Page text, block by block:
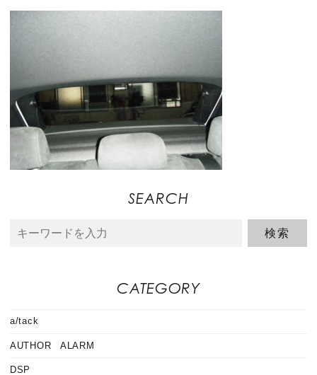
SEARCH
CATEGORY
a/tack
AUTHOR ALARM
DSP